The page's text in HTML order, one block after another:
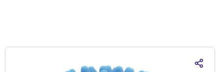
Przejdź